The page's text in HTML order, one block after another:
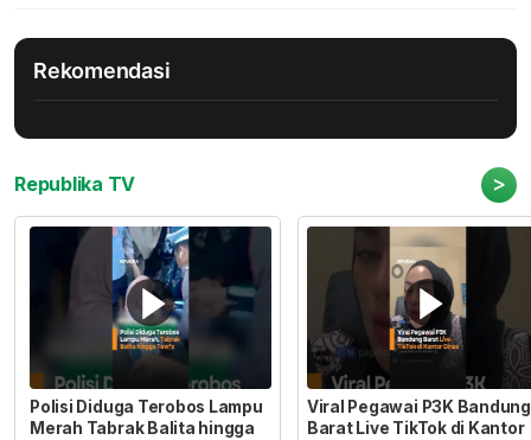
Rekomendasi
Republika TV >
Polisi Diduga Terobos Lampu
Merah Tabrak Balita hingga
Viral Pegawai P3K Bandung
Barat Live TikTok di Kantor